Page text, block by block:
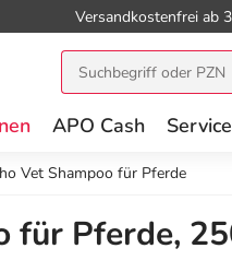
Versandkostenfrei ab
APO Cash
Vet Shampoo für Pferde
für Pferde,